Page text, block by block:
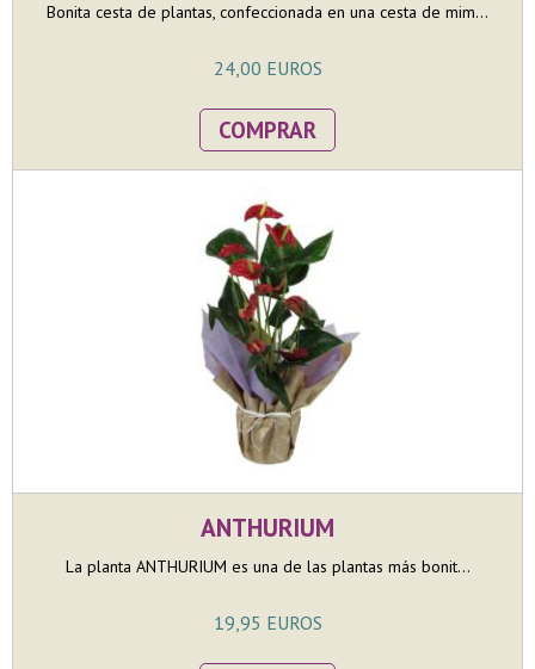
Bonita cesta de plantas, confeccionada en una cesta de mim...
24,00 EUROS
COMPRAR
ANTHURIUM
La planta ANTHURIUM es una de las plantas más bonit...
19,95 EUROS